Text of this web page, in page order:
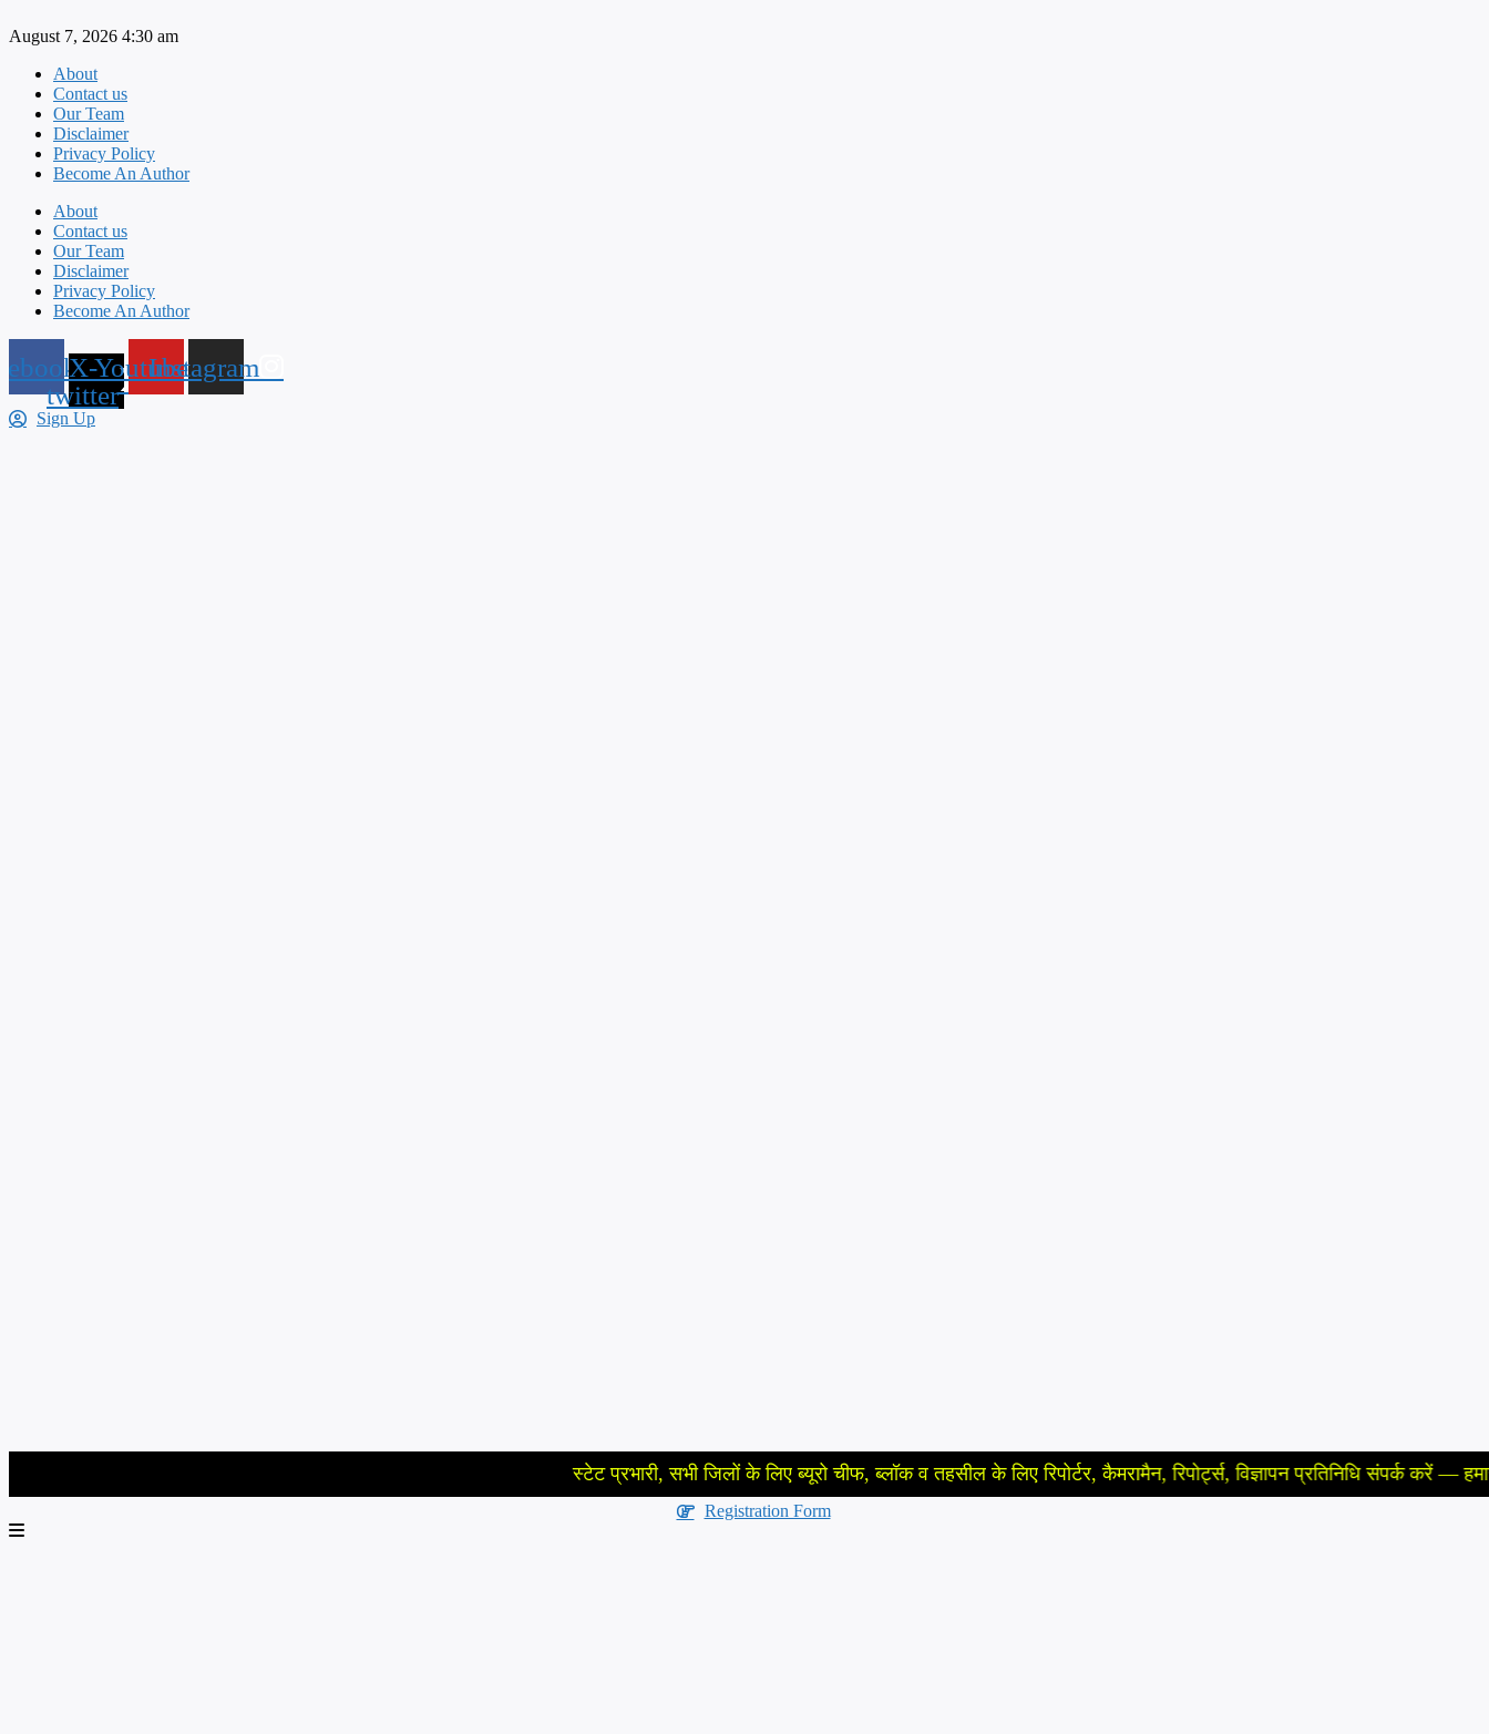
to
August 7, 2026 4:30 am
About
Contact us
Our Team
Disclaimer
Privacy Policy
Become An Author
About
Contact us
Our Team
Disclaimer
Privacy Policy
Become An Author
X-
twitter
YoutubeInstagram
Sign Up
स्टेट प्रभारी, सभी जिलों के लिए ब्यूरो चीफ, ब्लॉक व तहसील के लिए रिपोर्टर, कैमरामैन, रिपोर्ट्स, विज्ञापन प्रतिनिधि संपर्क करें —
Registration Form